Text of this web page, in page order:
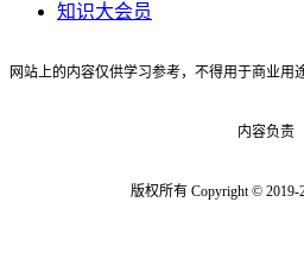
知识大会员
网站上的内容仅供学习参考，不得用于商业用
内容负责
版权所有 Copyright © 2019-